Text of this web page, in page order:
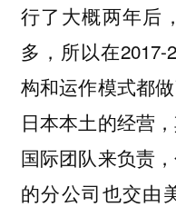
行了大概两年后
多，所以在2017-
构和运作模式都
日本本土的经营
国际团队来负责
的分公司也交由